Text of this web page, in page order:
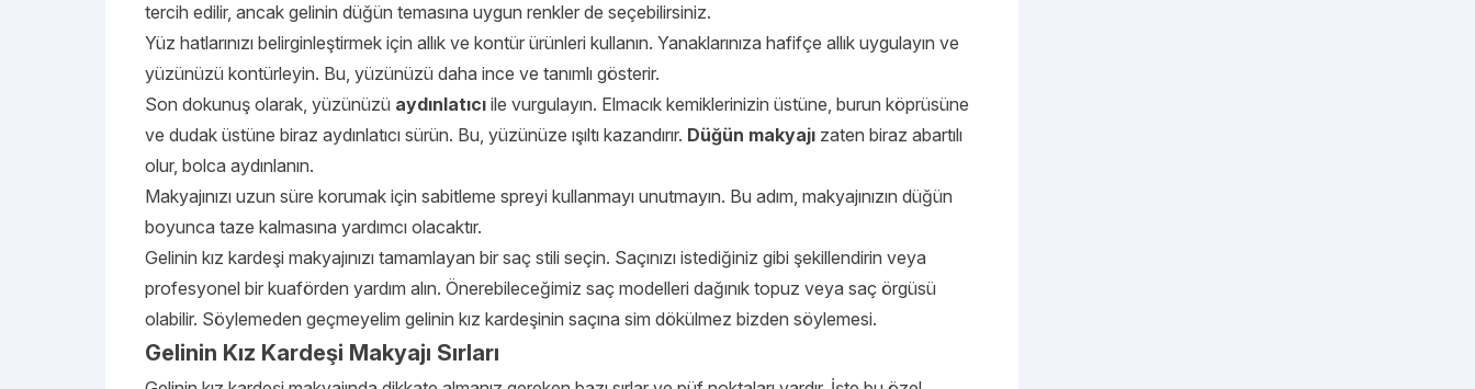
tercih edilir, ancak gelinin düğün temasına uygun renkler de seçebilirsiniz.
Yüz hatlarınızı belirginleştirmek için allık ve kontür ürünleri kullanın. Yanaklarınıza hafifçe allık uygulayın ve
yüzünüzü kontürleyin. Bu, yüzünüzü daha ince ve tanımlı gösterir.
Son dokunuş olarak, yüzünüzü aydınlatıcı ile vurgulayın. Elmacık kemiklerinizin üstüne, burun köprüsüne
ve dudak üstüne biraz aydınlatıcı sürün. Bu, yüzünüze ışıltı kazandırır. Düğün makyajı zaten biraz abartılı
olur, bolca aydınlanın.
Makyajınızı uzun süre korumak için sabitleme spreyi kullanmayı unutmayın. Bu adım, makyajınızın düğün
boyunca taze kalmasına yardımcı olacaktır.
Gelinin kız kardeşi makyajınızı tamamlayan bir saç stili seçin. Saçınızı istediğiniz gibi şekillendirin veya
profesyonel bir kuaförden yardım alın. Önerebileceğimiz saç modelleri dağınık topuz veya saç örgüsü
olabilir. Söylemeden geçmeyelim gelinin kız kardeşinin saçına sim dökülmez bizden söylemesi.
Gelinin Kız Kardeşi Makyajı Sırları